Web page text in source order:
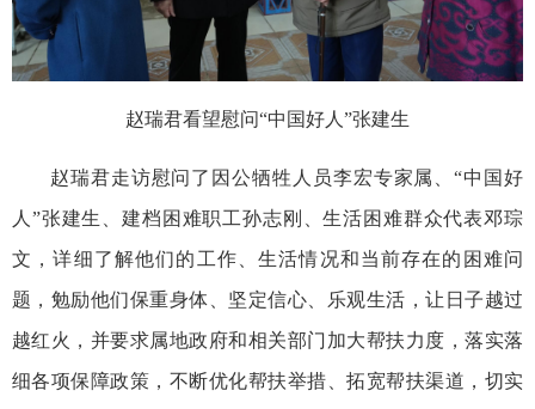
赵瑞君看望慰问“中国好人”张建生
赵瑞君走访慰问了因公牺牲人员李宏专家属、“中国好
人”张建生、建档困难职工孙志刚、生活困难群众代表邓琮
文，详细了解他们的工作、生活情况和当前存在的困难问
题，勉励他们保重身体、坚定信心、乐观生活，让日子越过
越红火，并要求属地政府和相关部门加大帮扶力度，落实落
细各项保障政策，不断优化帮扶举措、拓宽帮扶渠道，切实